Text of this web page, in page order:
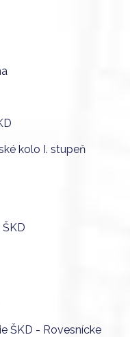
kolo I. stupeň
ŠKD - Rovesnícke